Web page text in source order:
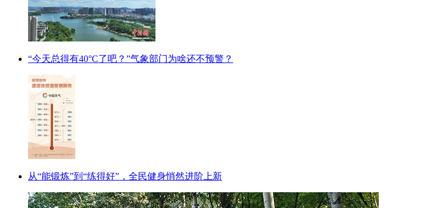
“今天总得有40°C了吧？”气象部门为啥还不预警？
从“能锻炼”到“练得好”，全民健身悄然进阶上新